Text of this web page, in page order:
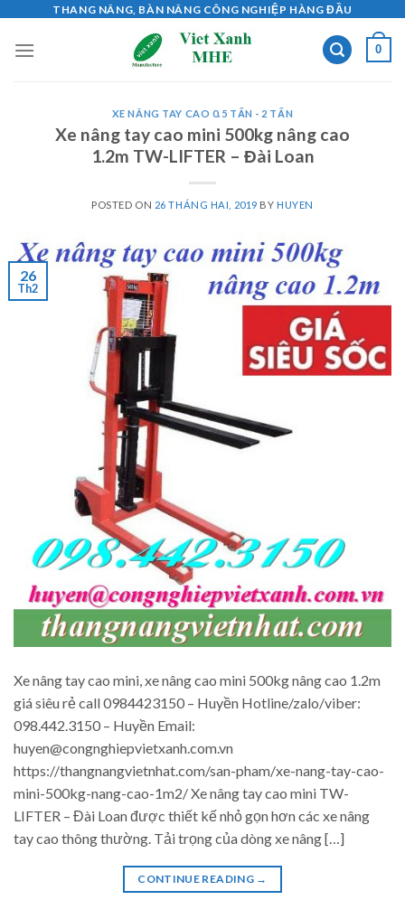
content
THANG NÂNG, BÀN NÂNG CÔNG NGHIỆP HÀNG ĐẦU
0
XE NÂNG TAY CAO 0.5 TẤN - 2 TẤN
Xe nâng tay cao mini 500kg nâng cao
1.2m TW-LIFTER – Đài Loan
POSTED ON 26 THÁNG HAI, 2019 BYHUYEN
26
Th2
Xe nâng tay cao mini, xe nâng cao mini 500kg nâng cao 1.2m
giá siêu rẻ call 0984423150 – Huyền Hotline/zalo/viber:
098.442.3150 – Huyền Email:
huyen@congnghiepvietxanh.com.vn
https://thangnangvietnhat.com/san-pham/xe-nang-tay-cao-
mini-500kg-nang-cao-1m2/ Xe nâng tay cao mini TW-
LIFTER – Đài Loan được thiết kế nhỏ gọn hơn các xe nâng
tay cao thông thường. Tải trọng của dòng xe nâng […]
CONTINUE READING →